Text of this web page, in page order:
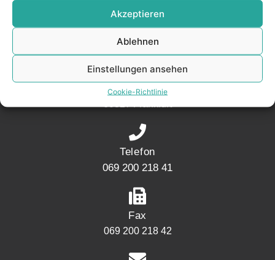
Akzeptieren
Ablehnen
Einstellungen ansehen
Cookie-Richtlinie
KONTAKT
Adresse
Mainwesthafen Immobilien Speicherstraße 5
Telefon
069 200 218 41
Fax
069 200 218 42